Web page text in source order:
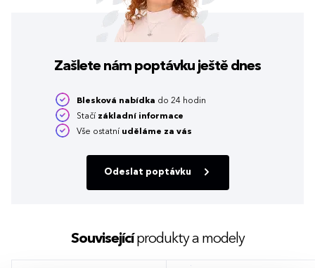
Zašlete nám poptávku ještě dnes
Blesková nabídka do 24 hodin
Stačí základní informace
Vše ostatní uděláme za vás
Odeslat poptávku
Souvisejícíprodukty a modely